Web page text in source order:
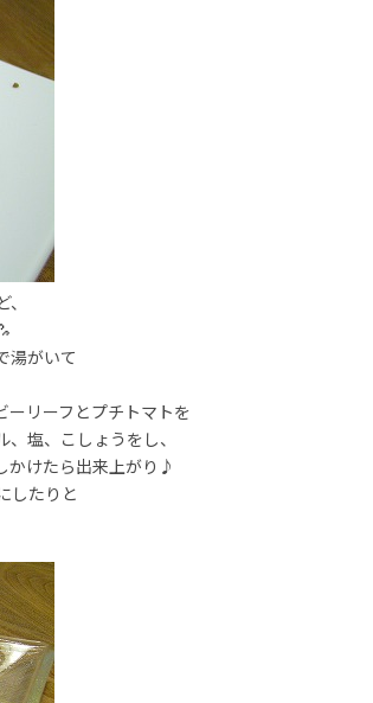
湯がいて
ーリーフとプチトマトを
塩、こしょうをし、
かけたら出来上がり♪
したりと